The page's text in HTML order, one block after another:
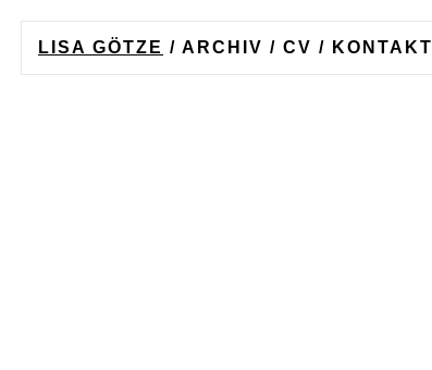
LISA GÖTZE / ARCHIV / CV / KONTAKT